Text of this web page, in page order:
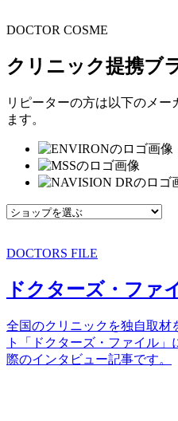
DOCTOR COSME
クリニック提携ブ
リピーターの方は以下のメ
ます。
DOCTORS FILE
ドクターズ・ファ
全国のクリニックを独自取材
ト「ドクターズ・ファイル
際のインタビュー記事です。